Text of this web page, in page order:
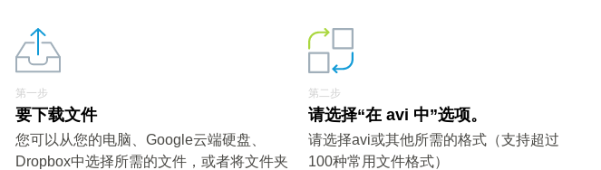
第一步
要下载文件
您可以从您的电脑、Google云端硬盘、
Dropbox中选择所需的文件，或者将文件夹
第二步
请选择“在 avi 中”选项。
请选择avi或其他所需的格式（支持超过
100种常用文件格式）